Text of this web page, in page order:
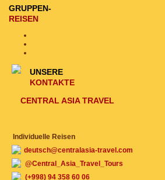
GRUPPEN-
REISEN
UNSERE
KONTAKTE
CENTRAL ASIA TRAVEL
Individuelle Reisen
deutsch@centralasia-travel.com
@Central_Asia_Travel_Tours
(+998) 94 358 60 06